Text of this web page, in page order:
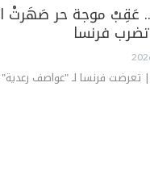
عَقِبْ موجة حر صَهَرتْ
فرنسا
تعرضت فرنسا لـ "عواصف